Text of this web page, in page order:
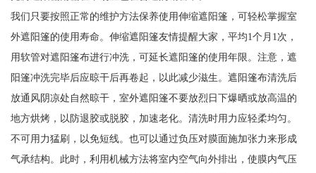
我们只要按照正常的维护方法保养使用伸缩遮阳篷，可轻松掌握室
外遮阳篷的使用寿命。伸缩遮阳篷友情提醒大家，平均1个月1次，
用软管对遮阳篷布进行冲洗，可延长遮阳篷的使用年限。注意，遮
阳篷冲洗完毕后应晾干后再卷起，以此减少滋生。遮阳篷布清洗后
放通风阴凉处自然晾干，室外遮阳篷不要放烈日下爆晒或放高温的
地方烘烤，以防退胶或脱胶，加速老化。清洗时用力应轻柔均匀。
不可用力猛刷，以免短线。也可以通过负压对膜面施加张力来形成
气承结构。此时，利用机械方法将室内空气向外排出，使膜内气压